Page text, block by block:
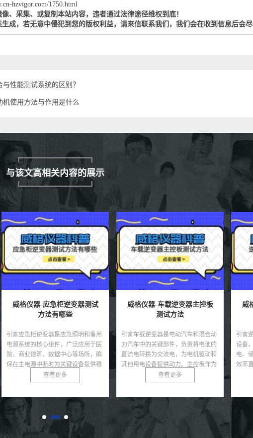
hzvigor.com/1750.html
、采集、或复制本站内容，违者通过法律途径维权到底！
成，若无意中侵犯到您的版权利益，请来信联系我们，我们会在收到信息后会尽
性能测试系统的区别？
机使用方法与作用是什么
与该文高相关内容的展示
威格仪器-应急柜逆变器测试
方法有哪些
引言应急柜逆变器是应急照明和备用
电源系统的核心组件，广泛应用于医
院、商业建筑、数据中心等场所，确
保在主电源中断时为关键设备提供稳
定的交流电。其性能直接...
查看更多
威格仪器-车载逆变器主控板
测试方法
引言车载逆变器是电动汽车和混合动
力汽车中的关键部件，负责将电池的
直流电转换为交流电，为电机驱动和
其他用电设备提供动力。主控板作为
逆变器的核心，集成了控...
查看更多
威
引言
设备
电、
效率
能。